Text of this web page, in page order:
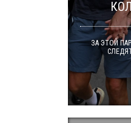
ЗА ЭТОЙ